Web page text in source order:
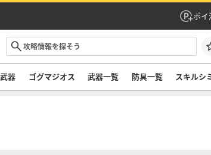
ポイ
器 ゴグマジオス 武器一覧 防具一覧 スキルシ